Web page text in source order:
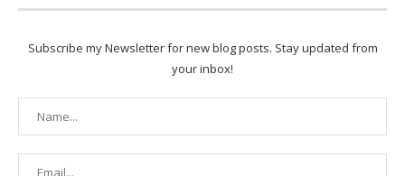
Subscribe my Newsletter for new blog posts. Stay updated from
your inbox!